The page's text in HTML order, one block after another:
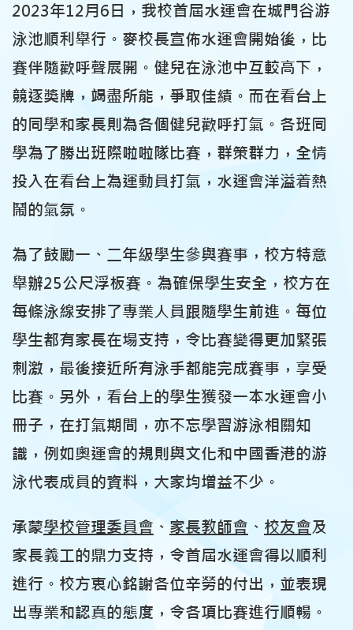
2023年12月6日，我校首屆水運會在城門谷游
泳池順利舉行。麥校長宣佈水運會開始後，比
賽伴隨歡呼聲展開。健兒在泳池中互較高下，
競逐獎牌，竭盡所能，爭取佳績。而在看台上
的同學和家長則為各個健兒歡呼打氣。各班同
學為了勝出班際啦啦隊比賽，群策群力，全情
投入在看台上為運動員打氣，水運會洋溢着熱
鬧的氣氛。
為了鼓勵一、二年級學生參與賽事，校方特意
舉辦25公尺浮板賽。為確保學生安全，校方在
每條泳線安排了專業人員跟隨學生前進。每位
學生都有家長在場支持，令比賽變得更加緊張
刺激，最後接近所有泳手都能完成賽事，享受
比賽。另外，看台上的學生獲發一本水運會小
冊子，在打氣期間，亦不忘學習游泳相關知
識，例如奧運會的規則與文化和中國香港的游
泳代表成員的資料，大家均增益不少。
承蒙學校管理委員會 、 家長教師會 、 校友會及
家長義工的鼎力支持，令首屆水運會得以順利
進行。校方衷心銘謝各位辛勞的付出，並表現
出專業和認真的態度，令各項比賽進行順暢。